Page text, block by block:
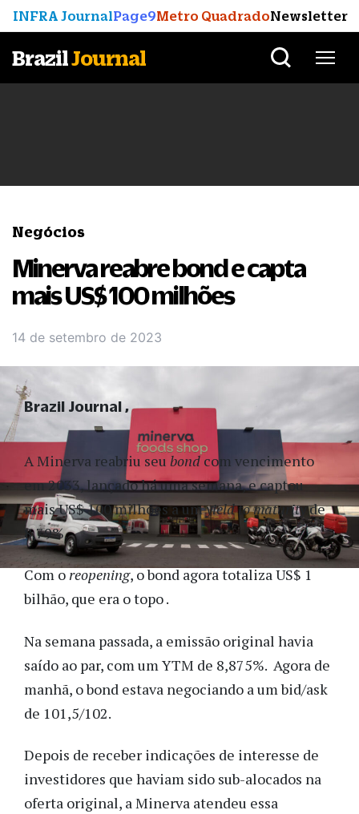
INFRA JournalPage9Metro QuadradoNewsletter
BrazilJournal
Negócios
Minerva reabre bond e capta
mais US$ 100 milhões
14 de setembro de 2023
A Minerva reabriu seu bondcom vencimento
em 2033, lançado há uma semana, e captou
mais US$ 100 milhões a umyield to maturityde
8,79%.
Com oreopening, o bond agora totaliza US$ 1
bilhão, que era o topo .
Na semana passada, a emissão original havia
saído ao par, com um YTM de 8,875%. Agora de
manhã, o bond estava negociando a um bid/ask
de 101,5/102.
Depois de receber indicações de interesse de
investidores que haviam sido sub-alocados na
oferta original, a Minerva atendeu essa
Brazil Journal